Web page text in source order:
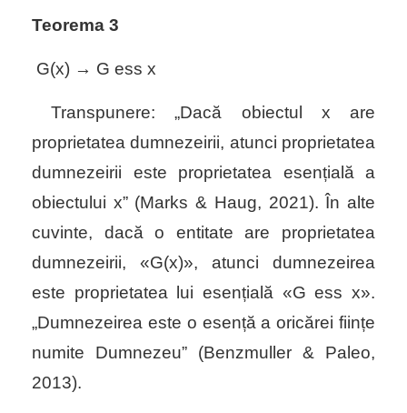
Teorema 3
G(x) → G ess x
Transpunere: „Dacă obiectul x are
proprietatea dumnezeirii, atunci proprietatea
dumnezeirii este proprietatea esențială a
obiectului x” (Marks & Haug, 2021). În alte
cuvinte, dacă o entitate are proprietatea
dumnezeirii, «G(x)», atunci dumnezeirea
este proprietatea lui esențială «G ess x».
„Dumnezeirea este o esență a oricărei ființe
numite Dumnezeu” (Benzmuller & Paleo,
2013).